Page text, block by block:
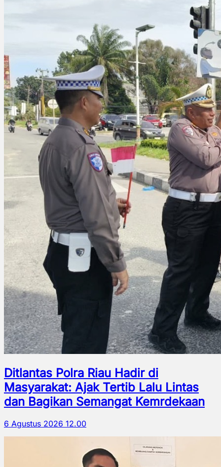
Ditlantas Polra Riau Hadir di
Masyarakat: Ajak Tertib Lalu Lintas
dan Bagikan Semangat Kemrdekaan
6 Agustus 2026 12.00